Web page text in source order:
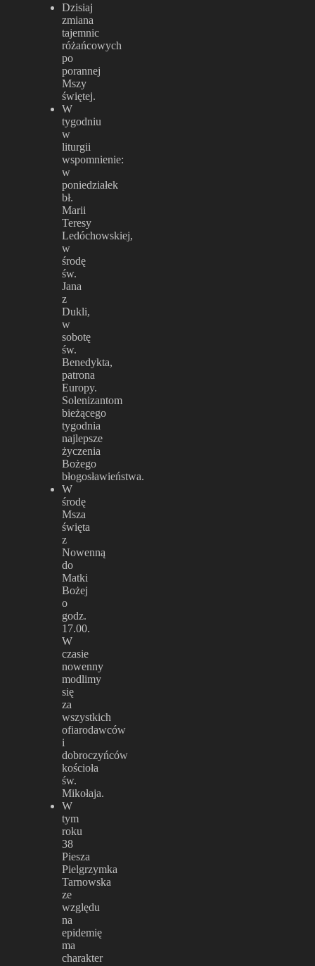
Dzisiaj
zmiana
tajemnic
różańcowych
po
porannej
Mszy
świętej.
W
tygodniu
w
liturgii
wspomnienie:
w
poniedziałek
bł.
Marii
Teresy
Ledóchowskiej,
w
środę
św.
Jana
z
Dukli,
w
sobotę
św.
Benedykta,
patrona
Europy.
Solenizantom
bieżącego
tygodnia
najlepsze
życzenia
Bożego
błogosławieństwa.
W
środę
Msza
święta
z
Nowenną
do
Matki
Bożej
o
godz.
17.00.
W
czasie
nowenny
modlimy
się
za
wszystkich
ofiarodawców
i
dobroczyńców
kościoła
św.
Mikołaja.
W
tym
roku
38
Piesza
Pielgrzymka
Tarnowska
ze
względu
na
epidemię
ma
charakter